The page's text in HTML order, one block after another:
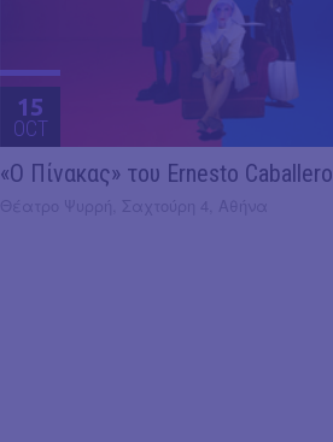
15
OCT
«Ο Πίνακας» του Ernesto Caballero